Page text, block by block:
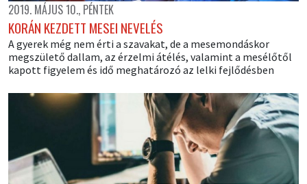
2019. MÁJUS 10., PÉNTEK
KORÁN KEZDETT MESEI NEVELÉS
A gyerek még nem érti a szavakat, de a mesemondáskor
megszülető dallam, az érzelmi átélés, valamint a mesélőtől
kapott figyelem és idő meghatározó az lelki fejlődésben